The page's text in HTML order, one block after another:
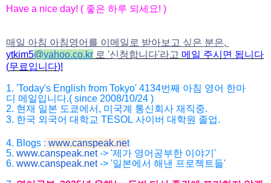
Have a nice day! ( 좋은 하루 되세요! )
매일 아침 아침영어를 이메일로 받아보고 싶은 분은,
ytkim5@yahoo.co.kr 로 '신청합니다'라고 메일 주시면 됩니다
(무료입니다)!
1. 'Today's English from Tokyo' 4134번째 아침 영어 한마
디 메일입니다.( since 2008/10/24 )
2. 현재 일본 도쿄에서 , 미국계 통신회사 재직중.
3. 한국 외국어 대학교 TESOL 사이버 대학원 졸업.
4. Blogs : www.canspeak.net
5. www.canspeak.net-> '제가 영어공부한 이야기'
6. www.canspeak.net-> '일본에서 해낸 프로젝트들'